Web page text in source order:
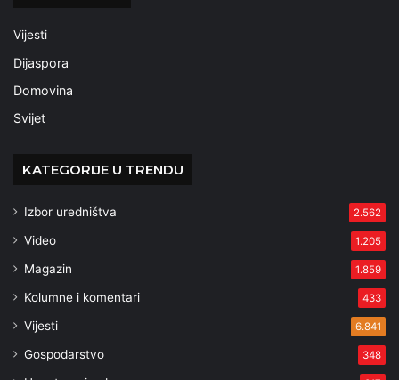
Vijesti
Dijaspora
Domovina
Svijet
KATEGORIJE U TRENDU
Izbor uredništva 2.562
Video 1.205
Magazin 1.859
Kolumne i komentari 433
Vijesti 6.841
Gospodarstvo 348